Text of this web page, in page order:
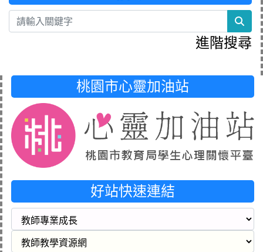
進階搜尋
桃園市心靈加油站
好站快速連結